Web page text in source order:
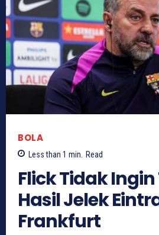
BOLA
Less than 1 min. Read
Flick Tidak
Hasil Jelek
Frankfurt